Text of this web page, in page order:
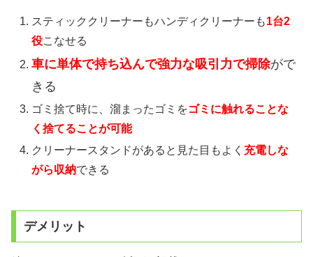
スティッククリーナーもハンディクリーナーも1台2
役こなせる
車に単体で持ち込んで強力な吸引力で掃除がで
きる
ゴミ捨て時に、溜まったゴミをゴミに触れることな
く捨てることが可能
クリーナースタンドがあると見た目もよく 充電しな
がら収納できる
デメリット